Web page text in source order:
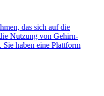
das sich auf die
Nutzung von Gehirn-
haben eine Plattform